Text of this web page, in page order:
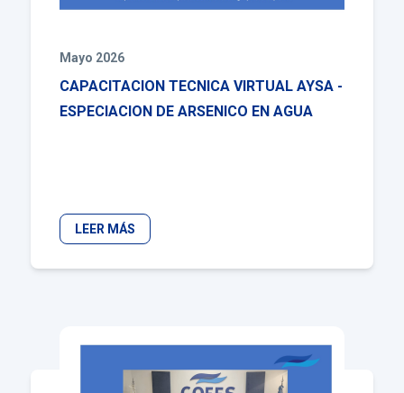
Mayo 2026
CAPACITACION TECNICA VIRTUAL AYSA -
ESPECIACION DE ARSENICO EN AGUA
LEER MÁS